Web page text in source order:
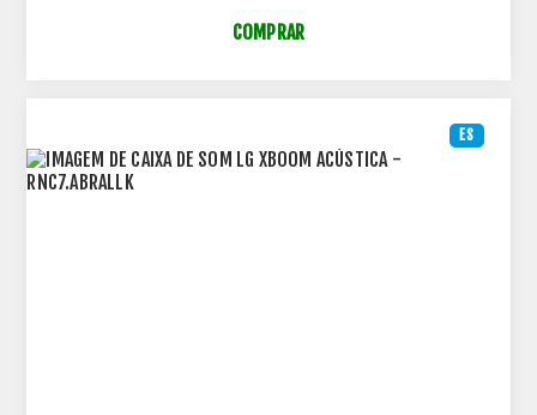
COMPRAR
ES